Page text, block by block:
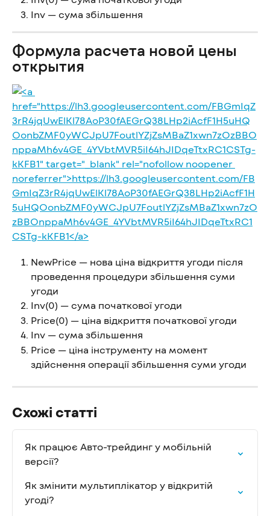
Inv — сума збільшення
Формула расчета новой цены
открытия
NewPrice — нова ціна відкриття угоди після
проведення процедури збільшення суми
угоди
Inv(0) — сума початкової угоди
Price(0) — ціна відкриття початкової угоди
Inv — сума збільшення
Price — ціна інструменту на момент
здійснення операції збільшення суми угоди
Схожі статті
Як працює Авто-трейдинг у мобільній
версії?
Як змінити мультиплікатор у відкритій
угоді?